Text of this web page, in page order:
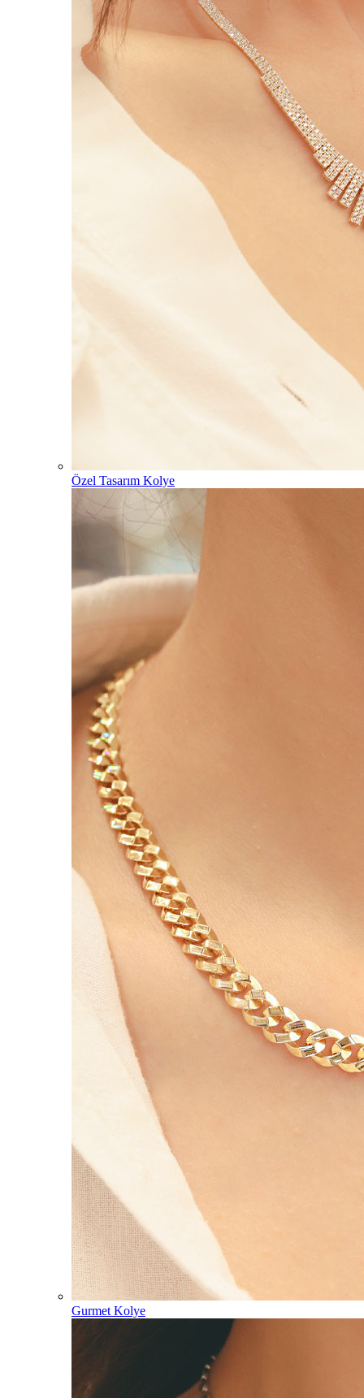
Özel Tasarım Kolye
Gurmet Kolye